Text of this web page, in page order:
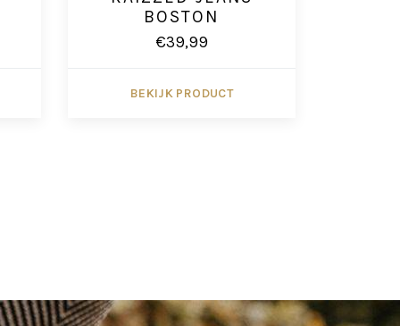
BOSTON
€39,99
BEKIJK PRODUCT